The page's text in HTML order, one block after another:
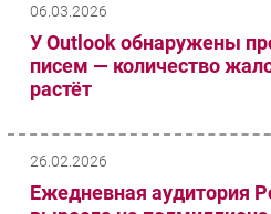
06.03.2026
У Outlook обнаружены
писем — количество
растёт
26.02.2026
Ежедневная аудитория